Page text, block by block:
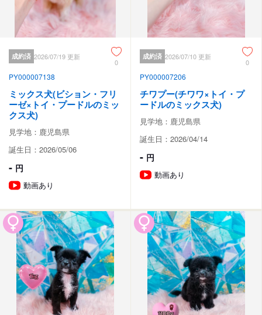
成約済 2026/07/19 更新
0
PY000007138
ミックス犬(ビション・フリ
ーゼ×トイ・プードルのミッ
クス犬)
見学地：鹿児島県
誕生日：2026/05/06
- 円
動画あり
成約済 2026/07/10 更新
0
PY000007206
チワプー(チワワ×トイ・プ
ードルのミックス犬)
見学地：鹿児島県
誕生日：2026/04/14
- 円
動画あり